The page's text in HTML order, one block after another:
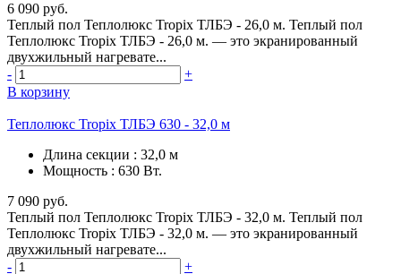
6 090 руб.
Теплый пол Теплолюкс Tropix ТЛБЭ - 26,0 м. Теплый пол
Теплолюкс Tropix ТЛБЭ - 26,0 м. — это экранированный
двухжильный нагревате...
-
+
В корзину
Теплолюкс Tropix ТЛБЭ 630 - 32,0 м
Длина секции : 32,0 м
Мощность : 630 Вт.
7 090 руб.
Теплый пол Теплолюкс Tropix ТЛБЭ - 32,0 м. Теплый пол
Теплолюкс Tropix ТЛБЭ - 32,0 м. — это экранированный
двухжильный нагревате...
-
+